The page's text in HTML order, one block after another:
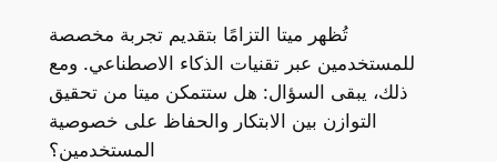
تُظهر ميتا التزامًا بتقديم تجربة مخصصة
للمستخدمين عبر تقنيات الذكاء الاصطناعي. ومع
ذلك، يبقى السؤال: هل ستتمكن ميتا من تحقيق
التوازن بين الابتكار والحفاظ على خصوصية
المستخدمين؟